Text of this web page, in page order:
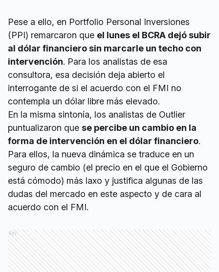
Pese a ello, en Portfolio Personal Inversiones
(PPI) remarcaron que el lunes el BCRA dejó subir
al dólar financiero sin marcarle un techo con
intervención. Para los analistas de esa
consultora, esa decisión deja abierto el
interrogante de si el acuerdo con el FMI no
contempla un dólar libre más elevado.
En la misma sintonía, los analistas de Outlier
puntualizaron que se percibe un cambio en la
forma de intervención en el dólar financiero.
Para ellos, la nueva dinámica se traduce en un
seguro de cambio (el precio en el que el Gobierno
está cómodo) más laxo y justifica algunas de las
dudas del mercado en este aspecto y de cara al
acuerdo con el FMI.
Ads